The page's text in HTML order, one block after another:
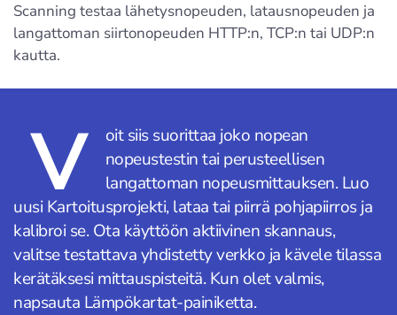
Scanning testaa lähetysnopeuden, latausnopeuden ja
langattoman siirtonopeuden HTTP:n, TCP:n tai UDP:n
kautta.
V
oit siis suorittaa joko nopean
nopeustestin tai perusteellisen
langattoman nopeusmittauksen. Luo
uusi Kartoitusprojekti, lataa tai piirrä pohjapiirros ja
kalibroi se. Ota käyttöön aktiivinen skannaus,
valitse testattava yhdistetty verkko ja kävele tilassa
kerätäksesi mittauspisteitä. Kun olet valmis,
napsauta Lämpökartat-painiketta.